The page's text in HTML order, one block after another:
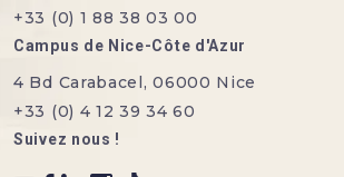
+33 (0) 1 88 38 03 00
Campus de Nice-Côte d'Azur
4 Bd Carabacel, 06000 Nice
+33 (0) 4 12 39 34 60
Suivez nous !